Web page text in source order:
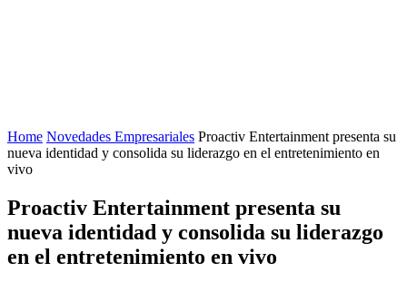
Home Novedades Empresariales Proactiv Entertainment presenta su
nueva identidad y consolida su liderazgo en el entretenimiento en
vivo
Proactiv Entertainment presenta su
nueva identidad y consolida su liderazgo
en el entretenimiento en vivo